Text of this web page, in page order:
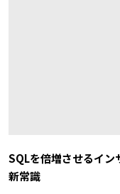
SQLを倍増させるイン
新常識